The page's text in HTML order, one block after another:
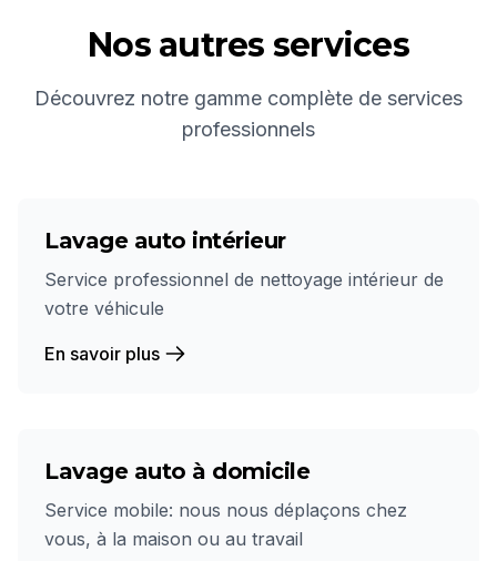
Nos autres services
Découvrez notre gamme complète de services
professionnels
Lavage auto intérieur
Service professionnel de nettoyage intérieur de
votre véhicule
En savoir plus
Lavage auto à domicile
Service mobile: nous nous déplaçons chez
vous, à la maison ou au travail